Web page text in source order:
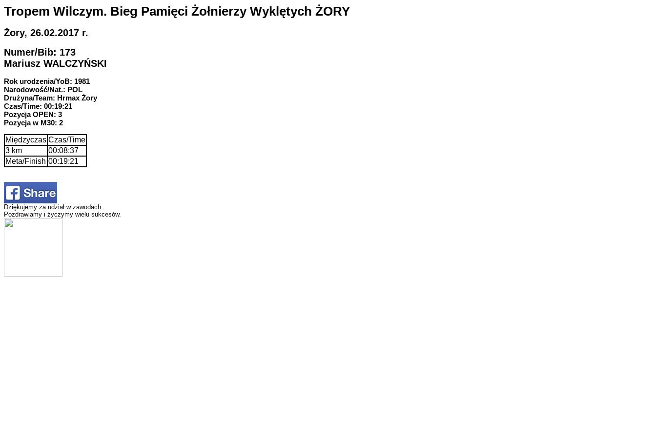
Tropem Wilczym. Bieg Pamięci Żołnierzy Wyklętych ŻORY
Żory, 26.02.2017 r.
Numer/Bib: 173
Mariusz WALCZYŃSKI
Rok urodzenia/YoB: 1981
Narodowość/Nat.: POL
Drużyna/Team: Hrmax Żory
Czas/Time: 00:19:21
Pozycja OPEN: 3
Pozycja w M30: 2
Międzyczas Czas/Time
3 km
00:08:37
Meta/Finish 00:19:21
Dziękujemy za udział w zawodach.
Pozdrawiamy i życzymy wielu sukcesów.